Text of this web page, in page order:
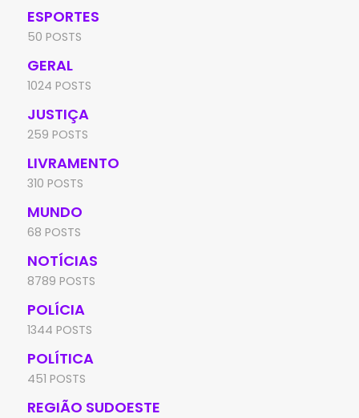
ESPORTES
50 POSTS
GERAL
1024 POSTS
JUSTIÇA
259 POSTS
LIVRAMENTO
310 POSTS
MUNDO
68 POSTS
NOTÍCIAS
8789 POSTS
POLÍCIA
1344 POSTS
POLÍTICA
451 POSTS
REGIÃO SUDOESTE